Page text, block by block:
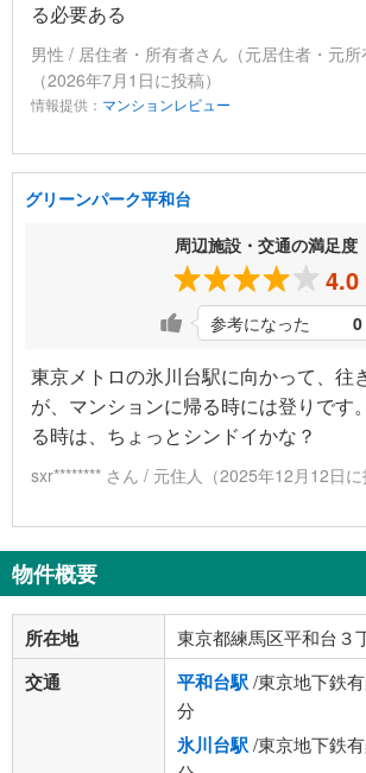
る必要ある
男性 / 居住者・所有者さん（元居住者・元所
（2026年7月1日に投稿）
情報提供： マンションレビュー
グリーンパーク平和台
周辺施設・交通の満足度
4.0
参考になった 0
東京メトロの氷川台駅に向かって、往
が、マンションに帰る時には登りです
る時は、ちょっとシンドイかな？
sxr******** さん / 元住人（2025年12月12日に
物件概要
所在地 東京都練馬区平和台３
交通 平和台駅/東京地下鉄
分
氷川台駅/東京地下鉄